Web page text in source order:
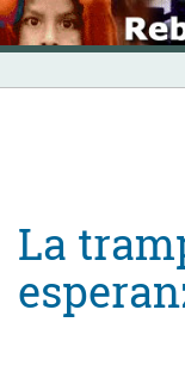
Skip
to
content
INICIO
La